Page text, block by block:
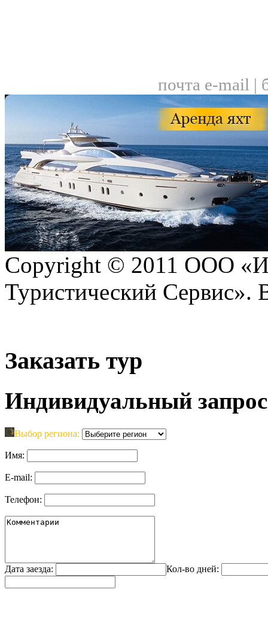
почта e-mail |
Copyright © 2011 ООО
Туристический Сервис».
Заказать тур
Индивидуальный запрос
Выбор региона:
Имя:
E-mail:
Телефон:
Дата заезда: Кол-во дней: